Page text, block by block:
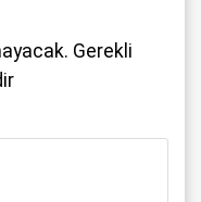
Gerekli